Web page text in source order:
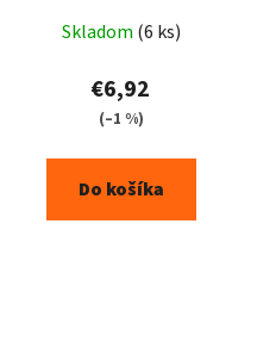
Gentlemen Only )
Skladom (6 ks)
€6,92
(–1 %)
Do košíka